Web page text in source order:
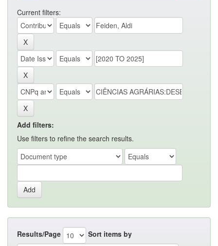
Current filters:
Add filters:
Use filters to refine the search results.
Results/Page Sort items by